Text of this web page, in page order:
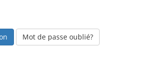
Mot de passe oublié?